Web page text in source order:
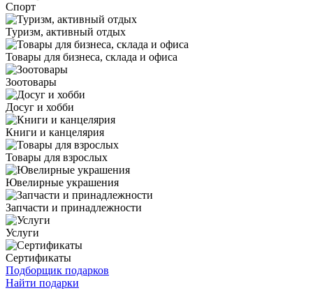
Спорт
Туризм, активный отдых
Товары для бизнеса, склада и офиса
Зоотовары
Досуг и хобби
Книги и канцелярия
Товары для взрослых
Ювелирные украшения
Запчасти и принадлежности
Услуги
Сертификаты
Подборщик подарков
Найти подарки